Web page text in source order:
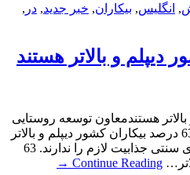
, انگلیس, بیکاران, خبر جدید, در ,
بالاتر هستندمعاون توسعه روستایی
و مناطق محروم کشور گفت: 63 درصد بیکاران کشور دیپلم و بالاتر
هستند و این یعنی اینکه شغل‌های سنتی جذابیت لازم را ندارند. 63
Continue Reading
→